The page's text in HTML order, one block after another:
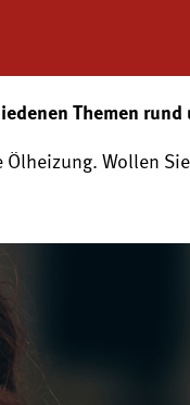
Themen
Wollen